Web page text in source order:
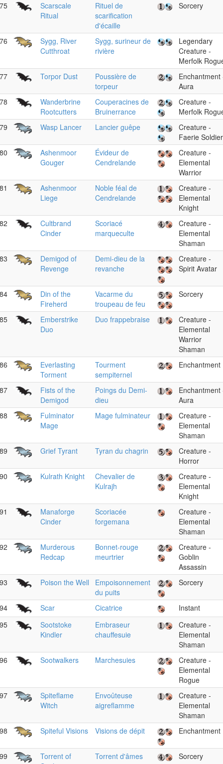
Scarscale
Ritual
Rituel de
scarification
d'écaille
Sorcery
Sygg, River
Cutthroat
Sygg, surineur de
rivière
Legendary
Creature -
Merfolk
Torpor Dust
Poussière de
torpeur
Enchantment
Aura
Wanderbrine
Rootcutters
Couperacines de
Bruinerrance
Creature -
Merfolk
Wasp Lancer Lancier guêpe
Creature -
Faerie Soldier
Ashenmoor
Gouger
Évideur de
Cendrelande
Creature -
Elemental
Warrior
Ashenmoor
Liege
Noble féal de
Cendrelande
Creature -
Elemental
Knight
Cultbrand
Cinder
Scoriacé
marqueculte
Creature -
Elemental
Shaman
Demigod of
Revenge
Demi-dieu de la
revanche
Creature -
Spirit Avatar
Din of the
Fireherd
Vacarme du
troupeau de feu
Sorcery
Emberstrike
Duo
Duo frappebraise
Creature -
Elemental
Warrior
Shaman
Everlasting
Torment
Tourment
sempiternel
Enchantment
Fists of the
Demigod
Poings du Demi-
dieu
Enchantment
Aura
Fulminator
Mage
Mage fulminateur
Creature -
Elemental
Shaman
Grief Tyrant Tyran du chagrin
Creature -
Horror
Kulrath Knight
Chevalier de
Kulrajh
Creature -
Elemental
Knight
Manaforge
Cinder
Scoriacée
forgemana
Creature -
Elemental
Shaman
Murderous
Redcap
Bonnet-rouge
meurtrier
Creature -
Goblin
Assassin
Poison the Well
Empoisonnement
du puits
Sorcery
Scar Cicatrice
Instant
Sootstoke
Kindler
Embraseur
chauffesuie
Creature -
Elemental
Shaman
Sootwalkers Marchesuies
Creature -
Elemental
Rogue
Spiteflame
Witch
Envoûteuse
aigreflamme
Creature -
Elemental
Shaman
Spiteful Visions Visions de dépit Enchantment
Torrent of
Torrent d'âmes Sorcery